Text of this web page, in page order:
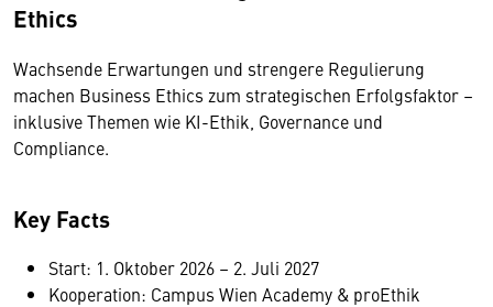
Ethics
Wachsende Erwartungen und strengere Regulierung
machen Business Ethics zum strategischen Erfolgsfaktor –
inklusive Themen wie KI-Ethik, Governance und
Compliance.
Key Facts
Start: 1. Oktober 2026 – 2. Juli 2027
Kooperation: Campus Wien Academy & proEthik